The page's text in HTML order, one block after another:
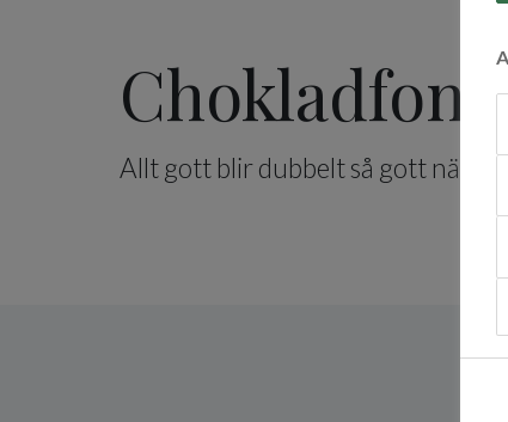
Allt gott blir dubbelt så gott när